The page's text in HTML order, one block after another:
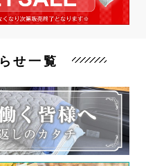
せ一覧